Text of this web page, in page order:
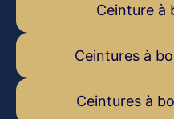
Ceinture à
Ceintures à
Ceintures à